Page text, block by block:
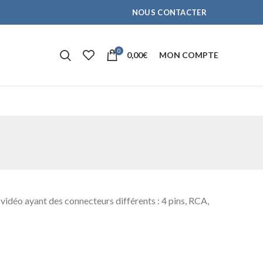
NOUS CONTACTER
0 0,00€ MON COMPTE
ayant des connecteurs différents : 4 pins, RCA,